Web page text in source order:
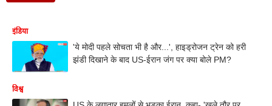
इंडिया
'ये मोदी पहले सोचता भी है और...', हाइड्रोजन ट्रेन को हरी
झंडी दिखाने के बाद US-ईरान जंग पर क्या बोले PM?
विश्व